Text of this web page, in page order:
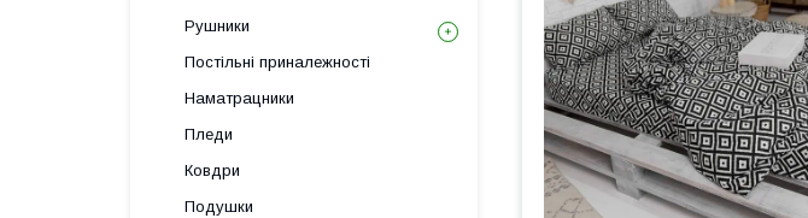
Рушники
Постільні приналежності
Наматрацники
Пледи
Ковдри
Подушки